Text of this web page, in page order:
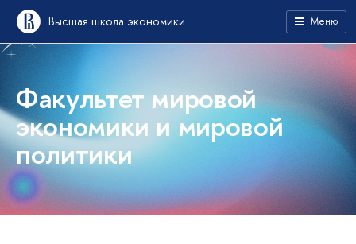
Высшая школа экономики Меню
Факультет мировой
экономики и мировой
политики